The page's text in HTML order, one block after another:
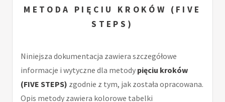
METODA PIĘCIU KROKÓW (FIVE
STEPS)
Niniejsza dokumentacja zawiera szczegółowe
informacje i wytyczne dla metody pięciu kroków
(FIVE STEPS) zgodnie z tym, jak została opracowana.
Opis metody zawiera kolorowe tabelki